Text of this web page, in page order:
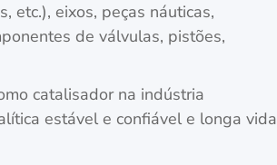
etc.), eixos, peças náuticas,
de válvulas, pistões,
catalisador na indústria
estável e confiável e longa vida